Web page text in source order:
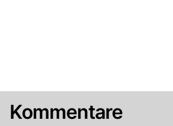
Kommentare